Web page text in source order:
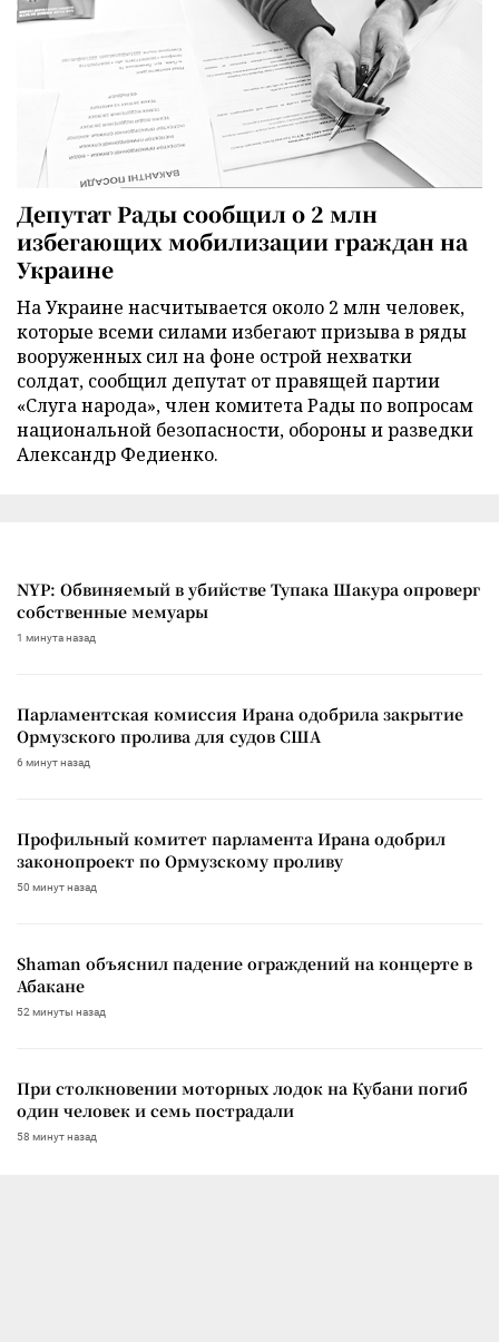
Депутат Рады сообщил о 2 млн
избегающих мобилизации граждан на
Украине
На Украине насчитывается около 2 млн человек,
которые всеми силами избегают призыва в ряды
вооруженных сил на фоне острой нехватки
солдат, сообщил депутат от правящей партии
«Слуга народа», член комитета Рады по вопросам
национальной безопасности, обороны и разведки
Александр Федиенко.
NYP: Обвиняемый в убийстве Тупака Шакура опроверг
собственные мемуары
1 минута назад
Парламентская комиссия Ирана одобрила закрытие
Ормузского пролива для судов США
6 минут назад
Профильный комитет парламента Ирана одобрил
законопроект по Ормузскому проливу
50 минут назад
Shaman объяснил падение ограждений на концерте в
Абакане
52 минуты назад
При столкновении моторных лодок на Кубани погиб
один человек и семь пострадали
58 минут назад